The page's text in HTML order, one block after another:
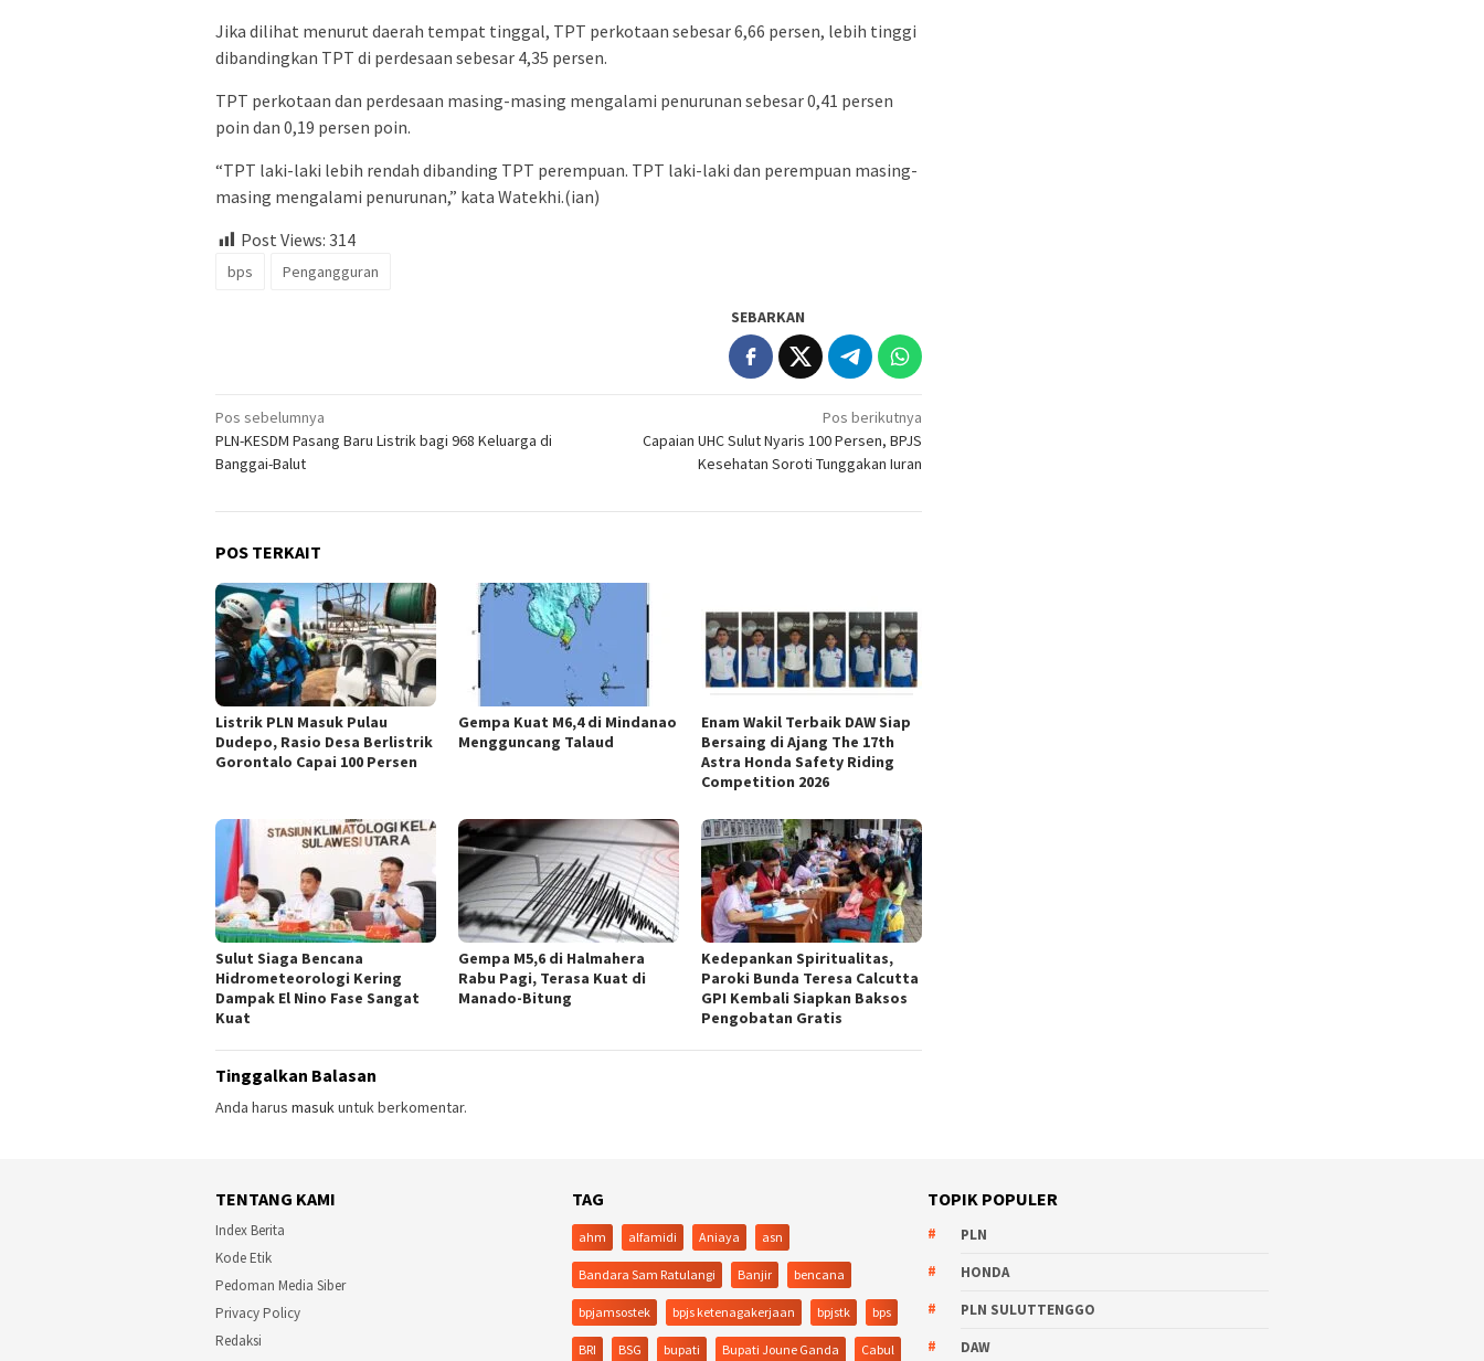
Jika dilihat menurut daerah tempat tinggal, TPT perkotaan sebesar 6,66 persen, lebih tinggi
dibandingkan TPT di perdesaan sebesar 4,35 persen.
TPT perkotaan dan perdesaan masing-masing mengalami penurunan sebesar 0,41 persen
poin dan 0,19 persen poin.
“TPT laki-laki lebih rendah dibanding TPT perempuan. TPT laki-laki dan perempuan masing-
masing mengalami penurunan,” kata Watekhi.(ian)
Post Views: 314
bps Pengangguran
SEBARKAN
Navigasi
pos
Pos sebelumnya
PLN-KESDM Pasang Baru Listrik bagi 968 Keluarga di
Banggai-Balut
Pos berikutnya
Capaian UHC Sulut Nyaris 100 Persen, BPJS
Kesehatan Soroti Tunggakan Iuran
POS TERKAIT
Listrik PLN Masuk Pulau
Dudepo, Rasio Desa Berlistrik
Gorontalo Capai 100 Persen
Gempa Kuat M6,4 di Mindanao
Mengguncang Talaud
Enam Wakil Terbaik DAW Siap
Bersaing di Ajang The 17th
Astra Honda Safety Riding
Competition 2026
Sulut Siaga Bencana
Hidrometeorologi Kering
Dampak El Nino Fase Sangat
Kuat
Gempa M5,6 di Halmahera
Rabu Pagi, Terasa Kuat di
Manado-Bitung
Kedepankan Spiritualitas,
Paroki Bunda Teresa Calcutta
GPI Kembali Siapkan Baksos
Pengobatan Gratis
Tinggalkan Balasan
Anda harus masukuntuk berkomentar.
TENTANG KAMI
Index Berita
Kode Etik
Pedoman Media Siber
Privacy Policy
Redaksi
TAG
ahm alfamidi Aniaya asn
Bandara Sam Ratulangi Banjir bencana
bpjamsostek bpjs ketenagakerjaan bpjstk bps
BRI BSG bupati Bupati Joune Ganda Cabul
TOPIK POPULER
PLN
HONDA
PLN SULUTTENGGO
DAW